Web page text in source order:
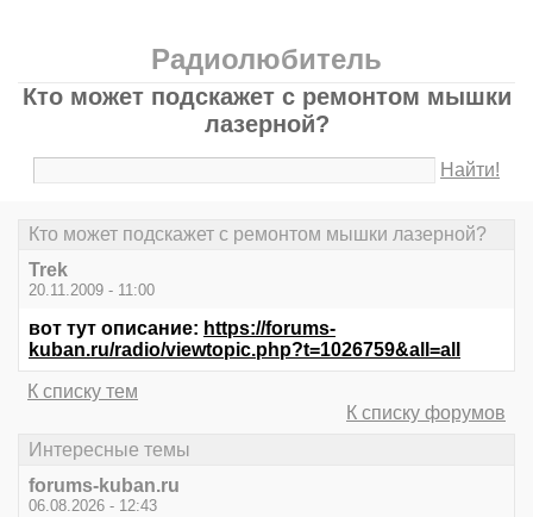
Радиолюбитель
Кто может подскажет с ремонтом мышки
лазерной?
Найти!
Кто может подскажет с ремонтом мышки лазерной?
Trek
20.11.2009 - 11:00
вот тут описание: https://forums-
kuban.ru/radio/viewtopic.php?t=1026759&all=all
К списку тем
К списку форумов
Интересные темы
forums-kuban.ru
06.08.2026 - 12:43